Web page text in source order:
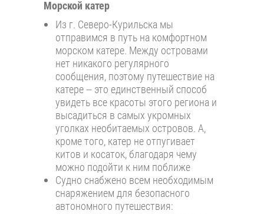
Морской катер
Из г. Северо-Курильска мы
отправимся в путь на комфортном
морском катере. Между островами
нет никакого регулярного
сообщения, поэтому путешествие на
катере – это единственный способ
увидеть все красоты этого региона и
высадиться в самых укромных
уголках необитаемых островов. А,
кроме того, катер не отпугивает
китов и косаток, благодаря чему
можно подойти к ним поближе
Судно снабжено всем необходимым
снаряжением для безопасного
автономного путешествия: